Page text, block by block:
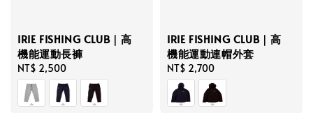
IRIE FISHING CLUB｜高
機能運動長褲
Regular
price
NT$ 2,500
IRIE FISHING CLUB｜高
機能運動連帽外套
Regular
price
NT$ 2,700